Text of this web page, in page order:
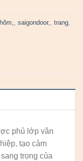
, saigondoor,, trang,
phủ lớp vân
tạo cảm
trọng của